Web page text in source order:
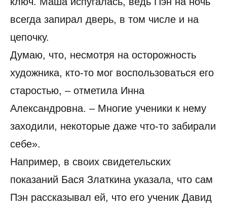
всегда запирал дверь, в том числе и на
цепочку.
Думаю, что, несмотря на осторожность
художника, кто-то мог воспользоваться его
старостью, – отметила Инна
Александровна. – Многие ученики к нему
заходили, некоторые даже что-то забирали
себе».
Например, в своих свидетельских
показаний Бася Златкина указала, что сам
Пэн рассказывал ей, что его ученик Давид